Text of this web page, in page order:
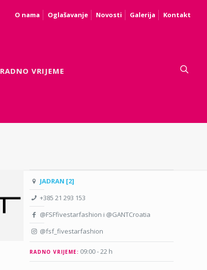
O nama Oglašavanje Novosti Galerija Kontakt
RADNO VRIJEME
JADRAN [2]
+385 21 293 153
@FSFfivestarfashion i @GANTCroatia
@fsf_fivestarfashion
RADNO VRIJEME: 09:00 - 22 h